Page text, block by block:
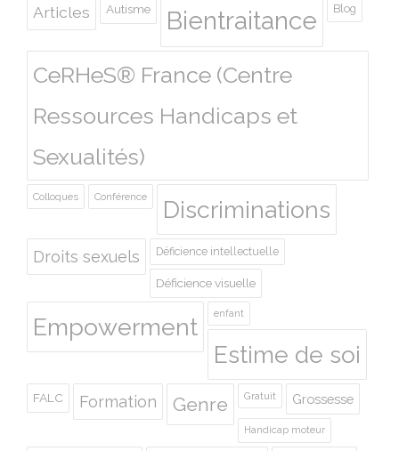
Articles Autisme Bientraitance Blog
CeRHeS® France (Centre
Ressources Handicaps et
Sexualités)
Colloques Conférence Discriminations
Droits sexuels Déficience intellectuelle
Déficience visuelle
Empowerment enfant
Estime de soi
FALC Formation Genre Gratuit Grossesse
Handicap moteur